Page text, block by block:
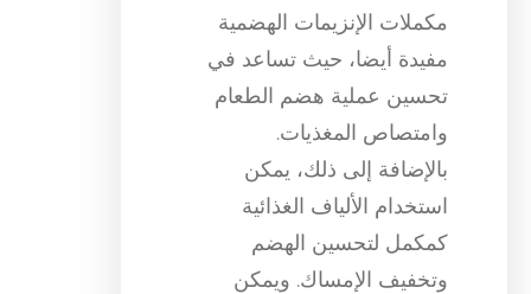
مكملات الإنزيمات الهضمية
مفيدة أيضا، حيث تساعد في
تحسين عملية هضم الطعام
وامتصاص المغذيات.
بالإضافة إلى ذلك، يمكن
استخدام الألياف الغذائية
كمكمل لتحسين الهضم
وتخفيف الإمساك. ويمكن